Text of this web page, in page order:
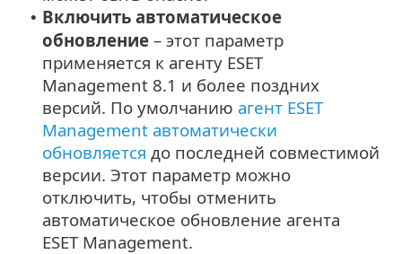
• Включить автоматическое
обновление – этот параметр
применяется к агенту ESET
Management 8.1 и более поздних
версий. По умолчанию агент ESET
Management автоматически
обновляется до последней совместимой
версии. Этот параметр можно
отключить, чтобы отменить
автоматическое обновление агента
ESET Management.